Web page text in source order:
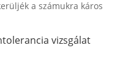
a számukra káros
vizsgálat